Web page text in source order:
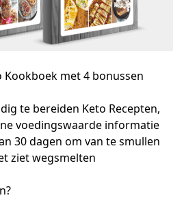
met 4 bonussen
te bereiden Keto Recepten,
voedingswaarde informatie
30 dagen om van te smullen
ziet wegsmelten